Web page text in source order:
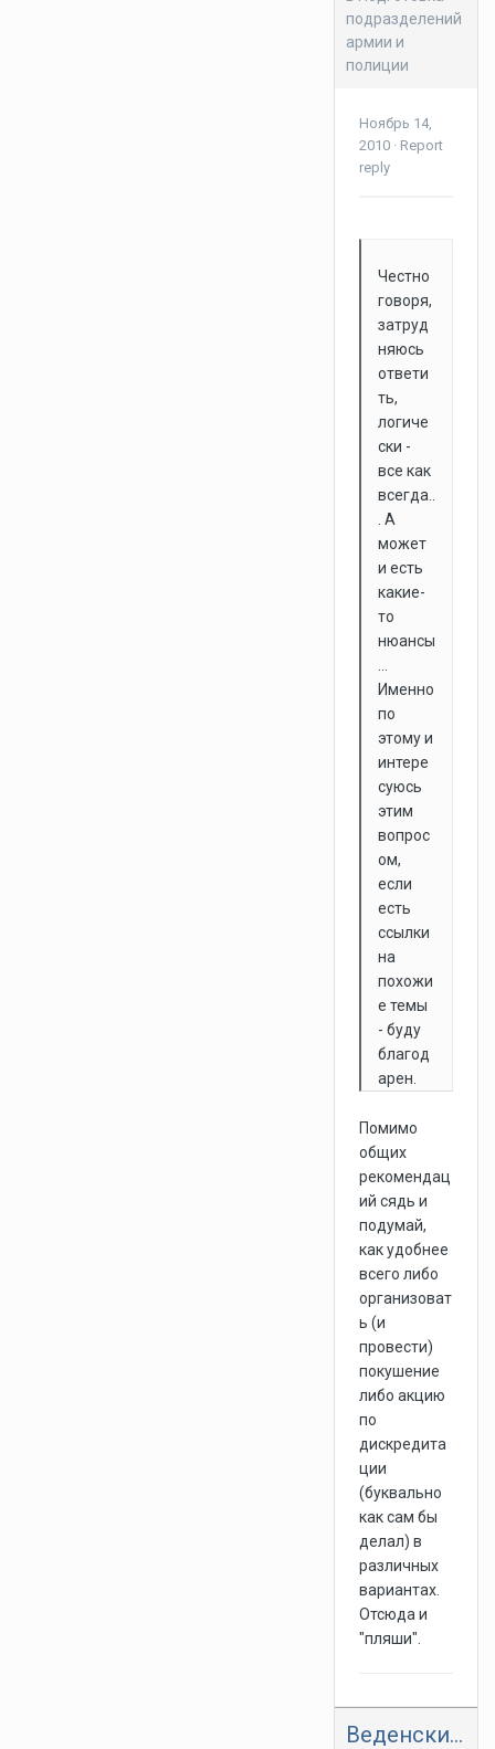
подразделений
армии и
полиции
Ноябрь 14,
2010 · Report
reply
Честно
говоря,
затруд
няюсь
ответи
ть,
логиче
ски -
все как
всегда..
. А
может
и есть
какие-
то
нюансы
...
Именно
по
этому и
интере
суюсь
этим
вопрос
ом,
если
есть
ссылки
на
похожи
е темы
- буду
благод
арен.
Помимо
общих
рекомендац
ий сядь и
подумай,
как удобнее
всего либо
организоват
ь (и
провести)
покушение
либо акцию
по
дискредита
ции
(буквально
как сам бы
делал) в
различных
вариантах.
Отсюда и
"пляши".
Веденский гамбит